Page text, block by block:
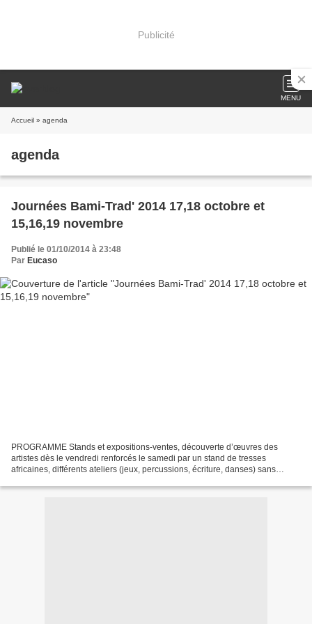
Publicité
MENU
Accueil » agenda
agenda
Journées Bami-Trad' 2014 17,18 octobre et
15,16,19 novembre
Publié le 01/10/2014 à 23:48
Par Eucaso
PROGRAMME Stands et expositions-ventes, découverte d’œuvres des
artistes dès le vendredi renforcés le samedi par un stand de tresses
africaines, différents ateliers (jeux, percussions, écriture, danses) sans